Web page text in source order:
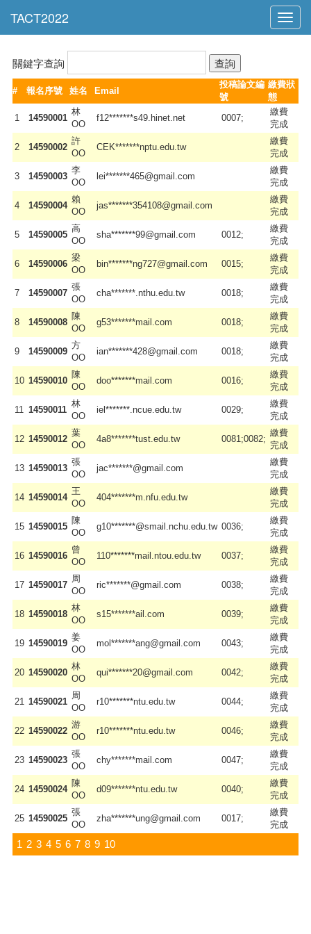
關鍵字查詢
# 報名序號 姓名 Email
投稿論文編
號
繳費狀
態
1
14590001
林
OO
f12*******s49.hinet.net 0007;
繳費
完成
2 14590002
許
OO
CEK*******nptu.edu.tw
繳費
完成
3 14590003
李
OO
lei*******465@gmail.com
繳費
完成
4 14590004
賴
OO
jas*******354108@gmail.com
繳費
完成
5 14590005
高
OO
sha*******99@gmail.com 0012;
繳費
完成
6 14590006
梁
OO
bin*******ng727@gmail.com 0015;
繳費
完成
7 14590007
張
OO
cha*******.nthu.edu.tw 0018;
繳費
完成
8 14590008
陳
OO
g53*******mail.com 0018;
繳費
完成
9 14590009
方
OO
ian*******428@gmail.com 0018;
繳費
完成
10 14590010
陳
OO
doo*******mail.com 0016;
繳費
完成
11 14590011
林
OO
iel*******.ncue.edu.tw 0029;
繳費
完成
12 14590012
葉
OO
4a8*******tust.edu.tw 0081;0082;
繳費
完成
13 14590013
張
OO
jac*******@gmail.com
繳費
完成
14 14590014
王
OO
404*******m.nfu.edu.tw
繳費
完成
15 14590015
陳
OO
g10*******@smail.nchu.edu.tw 0036;
繳費
完成
16 14590016
曾
OO
110*******mail.ntou.edu.tw 0037;
繳費
完成
17 14590017
周
OO
ric*******@gmail.com 0038;
繳費
完成
18 14590018
林
OO
s15*******ail.com 0039;
繳費
完成
19 14590019
姜
OO
mol*******ang@gmail.com 0043;
繳費
完成
20 14590020
林
OO
qui*******20@gmail.com 0042;
繳費
完成
21 14590021
周
OO
r10*******ntu.edu.tw 0044;
繳費
完成
22 14590022
游
OO
r10*******ntu.edu.tw 0046;
繳費
完成
23 14590023
張
OO
chy*******mail.com 0047;
繳費
完成
24 14590024
陳
OO
d09*******ntu.edu.tw 0040;
繳費
完成
25 14590025
張
OO
zha*******ung@gmail.com 0017;
繳費
完成
1 2 3 4 5 6 7 8 9 10